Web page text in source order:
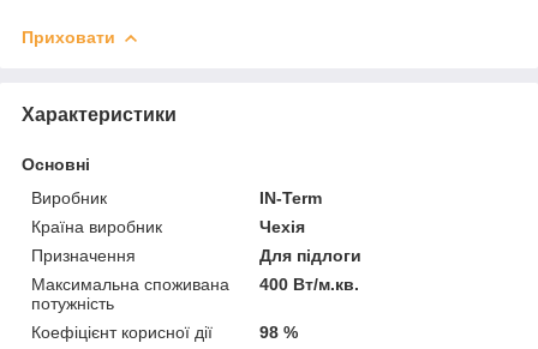
Приховати
Характеристики
Основні
Виробник
IN-Term
Країна виробник
Чехія
Призначення
Для підлоги
Максимальна споживана
потужність
400 Вт/м.кв.
Коефіцієнт корисної дії
98 %